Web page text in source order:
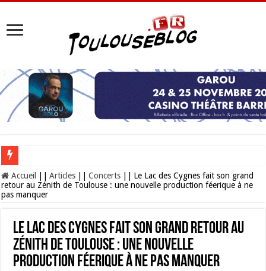
Les Nocturnes de la Cité de l’espace 2026 : l’événement incontournable de
Accueil Articles Concerts
Le Lac des Cygnes fait son grand
retour au Zénith de Toulouse : une nouvelle production féerique à ne
pas manquer
Le Lac des Cygnes fait son grand retour au
Zénith de Toulouse : une nouvelle
production féerique à ne pas manquer